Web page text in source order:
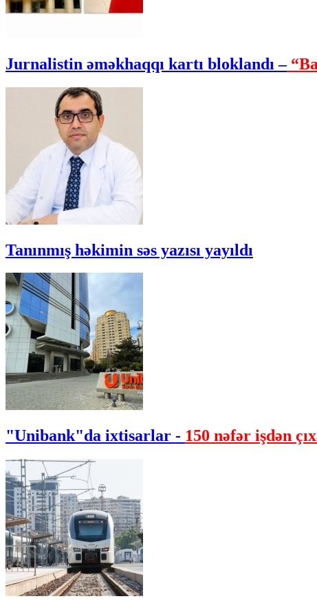
Jurnalistin əməkhaqqı kartı bloklandı –
Tanınmış həkimin səs yazısı yayıldı
"Unibank"da ixtisarlar - 150 nəfər işdən